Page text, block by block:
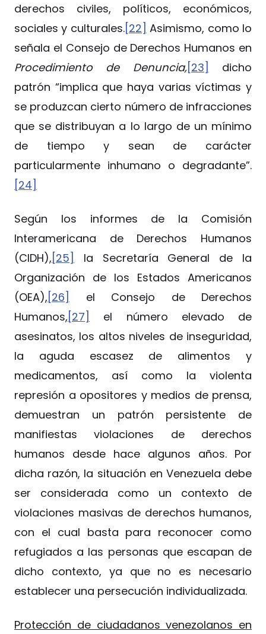
derechos civiles, políticos, económicos,
sociales y culturales.[22] Asimismo, como lo
señala el Consejo de Derechos Humanos en
Procedimiento de Denuncia,[23]
dicho
patrón “implica que haya varias víctimas y
se produzcan cierto número de infracciones
que se distribuyan a lo largo de un mínimo
de tiempo y sean de carácter
particularmente inhumano o degradante”.
[24]
Según los informes de la Comisión
Interamericana de Derechos Humanos
(CIDH), [25]
la Secretaría General de la
Organización de los Estados Americanos
(OEA), [26]
el Consejo de Derechos
Humanos, [27]
el número elevado de
asesinatos, los altos niveles de inseguridad,
la aguda escasez de alimentos y
medicamentos, así como la violenta
represión a opositores y medios de prensa,
demuestran un patrón persistente de
manifiestas violaciones de derechos
humanos desde hace algunos años. Por
dicha razón, la situación en Venezuela debe
ser considerada como un contexto de
violaciones masivas de derechos humanos,
con el cual basta para reconocer como
refugiados a las personas que escapan de
dicho contexto, ya que no es necesario
establecer una persecución individualizada.
Protección de ciudadanos venezolanos en